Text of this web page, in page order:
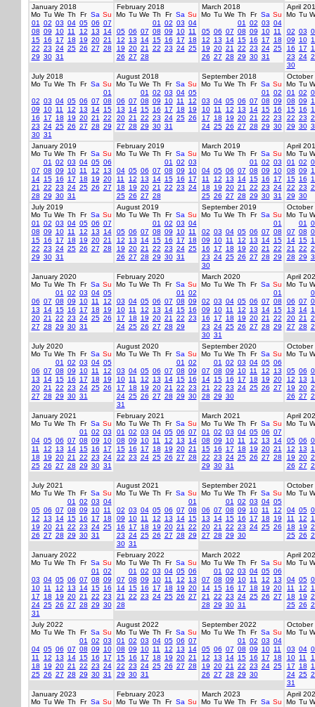
January 2018
Mo Tu We Th Fr Sa Su
01
02 03 04 05 06 07
08 09 10 11 12 13
14
15 16 17 18 19 20 21
22 23 24 25 26 27 28
29 30 31
February 2018
Mo Tu We Th Fr Sa Su
01
02 03 04
05 06 07 08 09 10 11
12
13 14 15 16 17
18
19 20 21 22 23 24 25
26 27 28
March 2018
Mo Tu We Th Fr Sa Su
01
02 03 04
05 06 07 08 09 10 11
12
13 14 15 16 17
18
19 20 21 22 23 24 25
26 27 28 29 30 31
April
Mo Tu
02 03
09
10
16
17
23 24
30
July 2018
Mo Tu We Th Fr Sa Su
01
02 03 04 05 06 07 08
09
10 11 12 13 14 15
16
17 18 19 20 21
22
23 24 25 26 27 28 29
30 31
August 2018
Mo Tu We Th Fr Sa Su
01
02 03 04 05
06 07 08 09 10 11
12
13
14 15 16 17 18
19
20 21 22 23 24 25 26
27 28 29 30 31
September 2018
Mo Tu We Th Fr Sa Su
01
02
03 04 05 06 07 08 09
10 11 12 13 14 15 16
17
18 19 20 21 22 23
24 25 26 27 28 29 30
October
Mo Tu
01
02
08 09
15 16
22 23
29 30
January 2019
Mo Tu We Th Fr Sa Su
01
02 03 04 05 06
07 08 09 10 11 12
13
14 15 16 17 18 19 20
21
22 23 24 25 26 27
28 29 30 31
February 2019
Mo Tu We Th Fr Sa Su
01
02 03
04 05 06 07 08 09
10
11
12 13 14 15 16
17
18
19 20 21 22 23 24
25 26 27 28
March 2019
Mo Tu We Th Fr Sa Su
01
02 03
04 05 06 07 08 09
10
11
12 13 14 15 16
17
18
19 20 21 22 23 24
25 26 27 28 29 30 31
April
Mo Tu
01
02
08 09
15 16
22 23
29 30
July 2019
Mo Tu We Th Fr Sa Su
01
02 03 04 05 06 07
08 09 10 11 12 13
14
15 16 17 18 19 20 21
22 23 24 25 26 27 28
29 30 31
August 2019
Mo Tu We Th Fr Sa Su
01
02 03 04
05 06 07 08 09 10 11
12
13 14 15 16 17
18
19 20 21 22 23 24 25
26 27 28 29 30 31
September 2019
Mo Tu We Th Fr Sa Su
01
02 03 04 05 06 07 08
09
10 11 12 13 14 15
16
17 18 19 20 21
22
23 24 25 26 27 28 29
30
October
Mo Tu
01
07 08
14 15
21
22
28 29
January 2020
Mo Tu We Th Fr Sa Su
01
02 03 04 05
06 07 08 09 10 11
12
13
14 15 16 17 18
19
20 21 22 23 24 25 26
27 28 29 30 31
February 2020
Mo Tu We Th Fr Sa Su
01
02
03 04 05 06 07 08 09
10 11 12 13 14 15 16
17
18 19 20 21 22 23
24 25 26 27 28 29
March 2020
Mo Tu We Th Fr Sa Su
01
02 03 04 05 06 07 08
09
10 11 12 13 14 15
16
17 18 19 20 21
22
23 24 25 26 27 28 29
30 31
April
Mo Tu
06 07
13
14
20 21
27 28
July 2020
Mo Tu We Th Fr Sa Su
01
02 03 04 05
06 07 08 09 10 11
12
13
14 15 16 17 18
19
20 21 22 23 24 25 26
27 28 29 30 31
August 2020
Mo Tu We Th Fr Sa Su
01
02
03 04 05 06 07 08 09
10 11 12 13 14 15 16
17
18 19 20 21 22 23
24 25 26 27 28 29 30
31
September 2020
Mo Tu We Th Fr Sa Su
01
02 03 04 05 06
07 08 09 10 11 12
13
14 15 16 17 18 19 20
21
22 23 24 25 26 27
28 29 30
October
Mo Tu
05 06
12
13
19 20
26 27
January 2021
Mo Tu We Th Fr Sa Su
01
02 03
04 05 06 07 08 09
10
11
12 13 14 15 16
17
18
19 20 21 22 23 24
25 26 27 28 29 30 31
February 2021
Mo Tu We Th Fr Sa Su
01
02 03 04 05 06 07
08 09 10 11 12 13
14
15 16 17 18 19 20 21
22 23 24 25 26 27 28
March 2021
Mo Tu We Th Fr Sa Su
01
02 03 04 05 06 07
08 09 10 11 12 13
14
15 16 17 18 19 20 21
22 23 24 25 26 27 28
29 30 31
April
Mo Tu
05 06
12
13
19 20
26 27
July 2021
Mo Tu We Th Fr Sa Su
01
02 03 04
05 06 07 08 09 10 11
12
13 14 15 16 17
18
19 20 21 22 23 24 25
26 27 28 29 30 31
August 2021
Mo Tu We Th Fr Sa Su
01
02 03 04 05 06 07 08
09
10 11 12 13 14 15
16
17 18 19 20 21
22
23 24 25 26 27 28 29
30 31
September 2021
Mo Tu We Th Fr Sa Su
01
02 03 04 05
06 07 08 09 10 11
12
13
14 15 16 17 18
19
20 21 22 23 24 25 26
27 28 29 30
October
Mo Tu
04 05
11
12
18
19
25 26
January 2022
Mo Tu We Th Fr Sa Su
01
02
03 04 05 06 07 08 09
10 11 12 13 14 15 16
17
18 19 20 21 22 23
24 25 26 27 28 29 30
31
February 2022
Mo Tu We Th Fr Sa Su
01
02 03 04 05 06
07 08 09 10 11 12
13
14 15 16 17 18 19 20
21
22 23 24 25 26 27
28
March 2022
Mo Tu We Th Fr Sa Su
01
02 03 04 05 06
07 08 09 10 11 12
13
14 15 16 17 18 19 20
21
22 23 24 25 26 27
28 29 30 31
April
Mo Tu
04 05
11
12
18
19
25 26
July 2022
Mo Tu We Th Fr Sa Su
01
02 03
04 05 06 07 08 09
10
11
12 13 14 15 16
17
18
19 20 21 22 23 24
25 26 27 28 29 30 31
August 2022
Mo Tu We Th Fr Sa Su
01
02 03 04 05 06 07
08 09 10 11 12 13
14
15 16 17 18 19 20 21
22 23 24 25 26 27 28
29 30 31
September 2022
Mo Tu We Th Fr Sa Su
01
02 03 04
05 06 07 08 09 10 11
12
13 14 15 16 17
18
19 20 21 22 23 24 25
26 27 28 29 30
October
Mo Tu
03 04
10 11
17
18
24 25
31
January 2023
Mo Tu We Th Fr Sa Su
February 2023
Mo Tu We Th Fr Sa Su
March 2023
Mo Tu We Th Fr Sa Su
April
Mo Tu